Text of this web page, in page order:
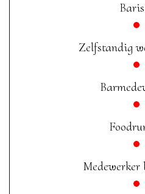
Zelfstandig
Medewerker